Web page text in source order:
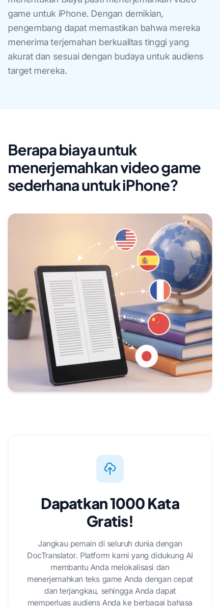
game untuk iPhone. Dengan demikian,
pengembang dapat memastikan bahwa mereka
menerima terjemahan berkualitas tinggi yang
akurat dan sesuai dengan budaya untuk audiens
target mereka.
Berapa biaya untuk
menerjemahkan video game
sederhana untuk iPhone?
Dapatkan 1000 Kata
Gratis!
Jangkau pemain di seluruh dunia dengan
DocTranslator. Platform kami yang didukung AI
membantu Anda melokalisasi dan
menerjemahkan teks game Anda dengan cepat
dan terjangkau, sehingga Anda dapat
memperluas audiens Anda ke berbagai bahasa